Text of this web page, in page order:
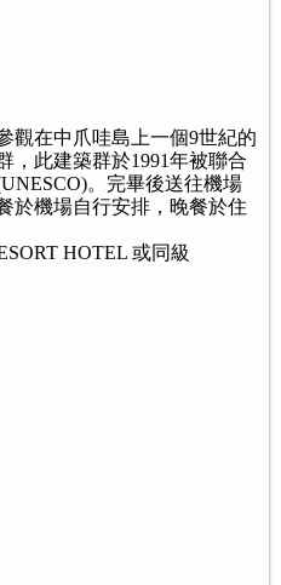
觀在中爪哇島上一個9世紀的
，此建築群於1991年被聯合
。完畢後送往機場
於機場自行安排，晚餐於住
HOTEL 或同級